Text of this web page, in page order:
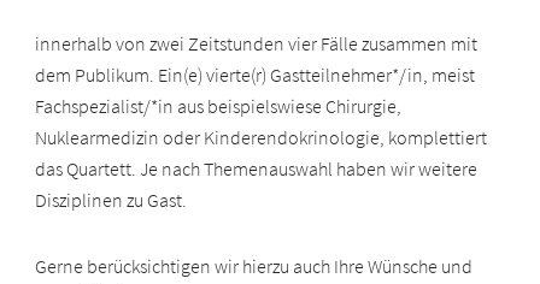
innerhalb von zwei Zeitstunden vier Fälle zusammen mit
dem Publikum. Ein(e) vierte(r) Gastteilnehmer*/in, meist
Fachspezialist/*in aus beispielswiese Chirurgie,
Nuklearmedizin oder Kinderendokrinologie, komplettiert
das Quartett. Je nach Themenauswahl haben wir weitere
Disziplinen zu Gast.
Gerne berücksichtigen wir hierzu auch Ihre Wünsche und